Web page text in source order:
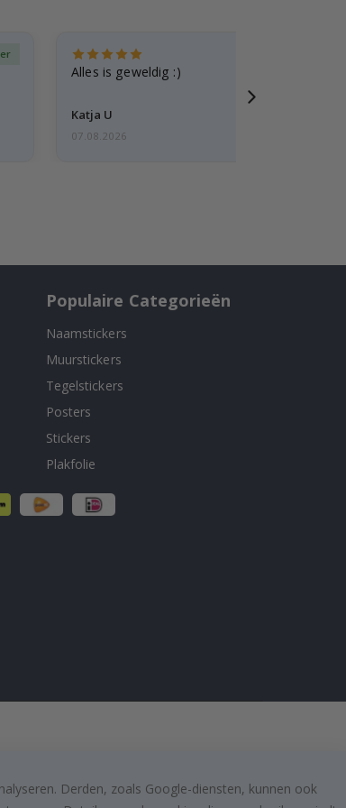
Alles is geweldig :)
Katja U
07.08.2026
Populaire Categorieën
Naamstickers
Muurstickers
Tegelstickers
Posters
Stickers
Plakfolie
Derden, zoals Google-diensten, kunnen ook